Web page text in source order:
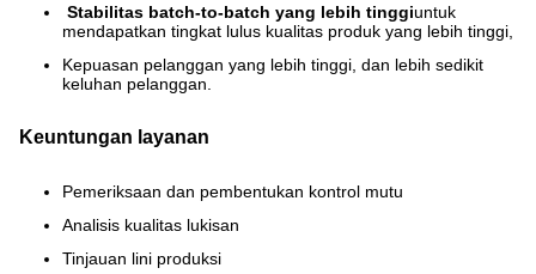
Stabilitas batch-to-batch yang lebih tinggiuntuk
mendapatkan tingkat lulus kualitas produk yang lebih tinggi,
Kepuasan pelanggan yang lebih tinggi, dan lebih sedikit
keluhan pelanggan.
Keuntungan layanan
Pemeriksaan dan pembentukan kontrol mutu
Analisis kualitas lukisan
Tinjauan lini produksi